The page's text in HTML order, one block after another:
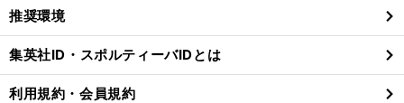
閉
る
推奨環境
集英社ID・スポルティーバIDとは
利用規約・会員規約